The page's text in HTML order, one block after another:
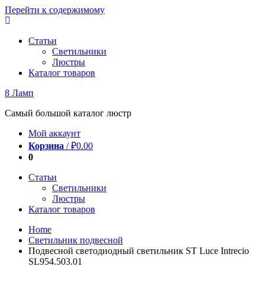
Перейти к содержимому
Статьи
Светильники
Люстры
Каталог товаров
8 Ламп
Самый большой каталог люстр
Мой аккаунт
Корзина /₽0.00
0
Статьи
Светильники
Люстры
Каталог товаров
Home
Светильник подвесной
Подвесной светодиодный светильник ST Luce Intrecio
SL954.503.01